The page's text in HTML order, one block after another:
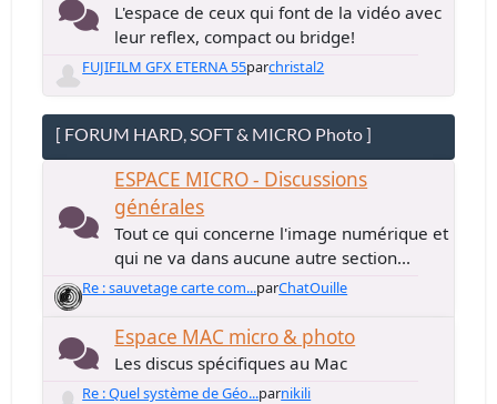
L'espace de ceux qui font de la vidéo avec
leur reflex, compact ou bridge!
FUJIFILM GFX ETERNA 55parchristal2
[ FORUM HARD, SOFT & MICRO Photo ]
ESPACE MICRO - Discussions
générales
Tout ce qui concerne l'image numérique et
qui ne va dans aucune autre section...
Re : sauvetage carte com...parChatOuille
Espace MAC micro & photo
Les discus spécifiques au Mac
Re : Quel système de Géo...parnikili